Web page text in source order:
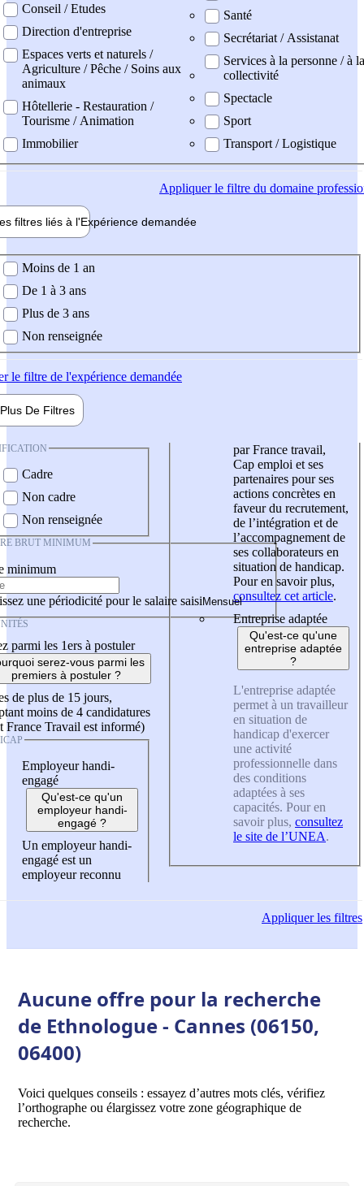
Conseil / Etudes
Direction d'entreprise
Espaces verts et naturels /
Agriculture / Pêche / Soins aux
animaux
Hôtellerie - Restauration /
Tourisme / Animation
Immobilier
Santé
Secrétariat / Assistanat
Services à la personne / à la
collectivité
Spectacle
Sport
Transport / Logistique
Appliquerle filtre du domaine
filtres liés à l'Expérience demandée
demandée
Moins de 1 an
De 1 à 3 ans
Plus de 3 ans
Non renseignée
le filtre de l'expérience demandée
Plus De Filtres
Cadre
Non cadre
Non renseignée
BRUT MINIMUM
minimum
une périodicité pour le salaire saisi
parmi les 1ers à postuler
serez-vous parmi les
premiers à postuler ?
de plus de 15 jours,
moins de 4 candidatures
France Travail est informé)
Employeur handi-
engagé
Qu'est-ce qu'un
employeur handi-
engagé ?
Un employeur handi-
engagé est un
employeur reconnu
par France travail,
Cap emploi et ses
partenaires pour ses
actions concrètes en
faveur du recrutement,
de l’intégration et de
l’accompagnement de
ses collaborateurs en
situation de handicap.
Pour en savoir plus,
consultez cet article.
Entreprise adaptée
Qu'est-ce qu'une
entreprise adaptée
?
L'entreprise adaptée
permet à un travailleur
en situation de
handicap d'exercer
une activité
professionnelle dans
des conditions
adaptées à ses
capacités. Pour en
savoir plus, consultez
le site de l’UNEA.
Appliquerles filtres
Aucune offre pour la recherche
de Ethnologue - Cannes (06150,
06400)
Voici quelques conseils : essayez d’autres mots clés, vérifiez
l’orthographe ou élargissez votre zone géographique de
recherche.